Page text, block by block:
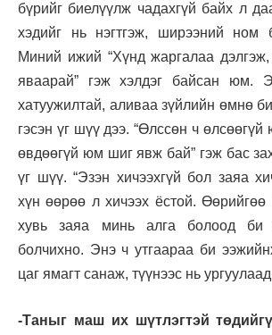
бүрийг биелүүлж чадахгүй байх л
хэдийг нь нэгтгэж, ширээний ном
Миний ижий “Хүнд жаргалаа
яваарай” гэж хэлдэг байсан юм.
хатуужилтай, аливаа зүйлийн өмнө
гэсэн үг шүү дээ. “Өлссөн ч
өвдөөгүй юм шиг явж бай” гэж бас
үг шүү. “Эзэн хичээхгүй бол заяа
хүн өөрөө л хичээх ёстой. Өөрийгөө
хувь заяа минь алга болоод би
болчихно. Энэ ч утгаараа би
цаг ямагт санаж, түүнээс нь
-Таныг маш их шүтлэгтэй